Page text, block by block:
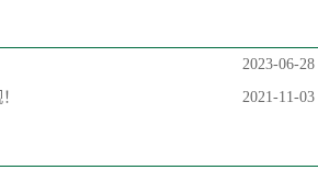
2023-06-28
2021-11-03